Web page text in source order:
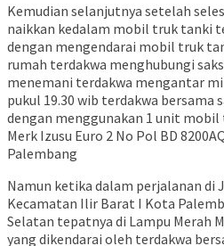
Kemudian selanjutnya setelah
naikkan kedalam mobil truk tanki
dengan mengendarai mobil truk
rumah terdakwa menghubungi
menemani terdakwa mengantar
pukul 19.30 wib terdakwa bersama
dengan menggunakan 1 unit
Merk Izusu Euro 2 No Pol BD
Palembang
Namun ketika dalam perjalanan di
Kecamatan Ilir Barat I Kota
Selatan tepatnya di Lampu Merah
yang dikendarai oleh terdakwa